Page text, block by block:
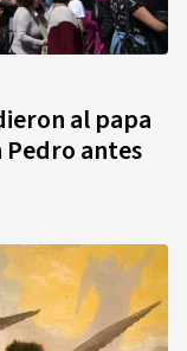
al papa
Pedro antes